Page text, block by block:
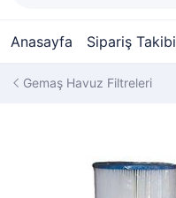
Anasayfa Sipariş Takibi
Gemaş Havuz Filtreleri